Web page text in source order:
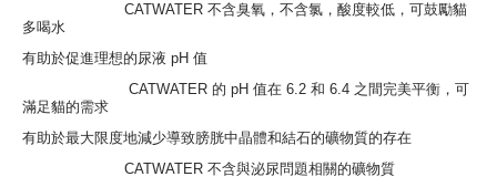
CATWATER 不含臭氧，不含氯，酸度較低，可鼓勵貓
多喝水
有助於促進理想的尿液 pH 值
CATWATER 的 pH 值在 6.2 和 6.4 之間完美平衡，可
滿足貓的需求
有助於最大限度地減少導致膀胱中晶體和結石的礦物質的存在
CATWATER 不含與泌尿問題相關的礦物質